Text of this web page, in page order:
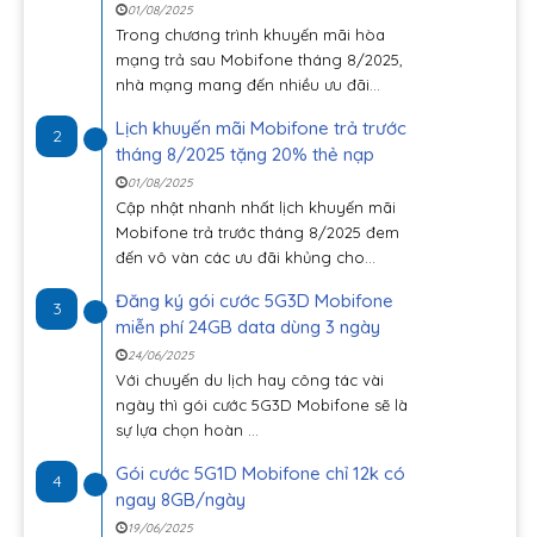
01/08/2025
Trong chương trình khuyến mãi hòa
mạng trả sau Mobifone tháng 8/2025,
nhà mạng mang đến nhiều ưu đãi...
2
Lịch khuyến mãi Mobifone trả trước
tháng 8/2025 tặng 20% thẻ nạp
01/08/2025
Cập nhật nhanh nhất lịch khuyến mãi
Mobifone trả trước tháng 8/2025 đem
đến vô vàn các ưu đãi khủng cho...
3
Đăng ký gói cước 5G3D Mobifone
miễn phí 24GB data dùng 3 ngày
24/06/2025
Với chuyến du lịch hay công tác vài
ngày thì gói cước 5G3D Mobifone sẽ là
sự lựa chọn hoàn ...
4
Gói cước 5G1D Mobifone chỉ 12k có
ngay 8GB/ngày
19/06/2025